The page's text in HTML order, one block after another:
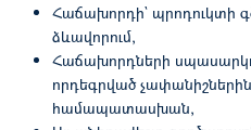
Հաճախորդի` պրոդուկտի
ձևավորում,
Հաճախորդների
որդեգրված
համապատասխան,